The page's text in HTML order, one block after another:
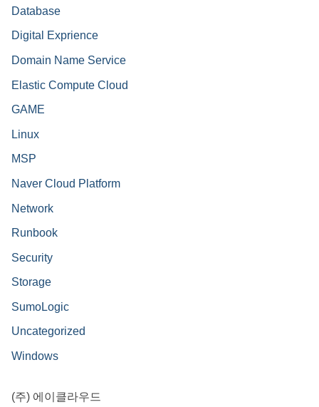
Database
Digital Exprience
Domain Name Service
Elastic Compute Cloud
GAME
Linux
MSP
Naver Cloud Platform
Network
Runbook
Security
Storage
SumoLogic
Uncategorized
Windows
(주) 에이클라우드